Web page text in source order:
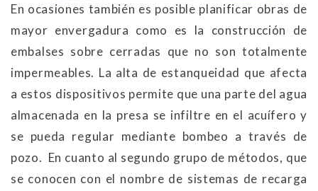
En ocasiones también es posible planificar obras de
mayor envergadura como es la construcción de
embalses sobre cerradas que no son totalmente
impermeables. La alta de estanqueidad que afecta
a estos dispositivos permite que una parte del agua
almacenada en la presa se infiltre en el acuífero y
se pueda regular mediante bombeo a través de
pozo. En cuanto al segundo grupo de métodos, que
se conocen con el nombre de sistemas de recarga